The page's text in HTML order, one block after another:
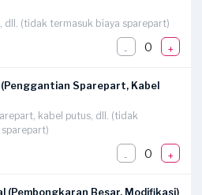
dll. (tidak termasuk biaya sparepart)
- 0 +
Sparepart, Kabel
kabel putus, dll. (tidak
- 0 +
(Pembongkaran Besar, Modifikasi)